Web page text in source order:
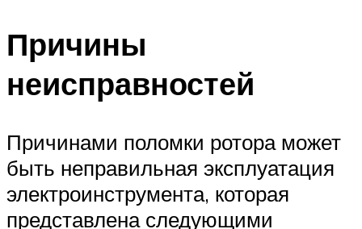
Причины
неисправностей
Причинами поломки ротора может
быть неправильная эксплуатация
электроинструмента, которая
представлена следующими